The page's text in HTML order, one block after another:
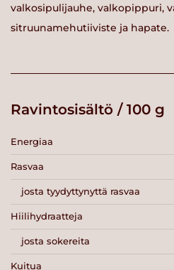
valkosipulijauhe, valkopippuri,
sitruunamehutiiviste ja hapate.
Ravintosisältö / 100 g
Energiaa
Rasvaa
josta tyydyttynyttä rasvaa
Hiilihydraatteja
josta sokereita
Kuitua